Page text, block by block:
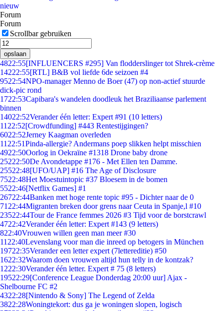
nieuw
Forum
Forum
Scrollbar gebruiken
opslaan
4822:55[INFLUENCERS #295] Van flodderslinger tot Shrek-crème
14222:55[RTL] B&B vol liefde 6de seizoen #4
9522:54NPO-manager Menno de Boer (47) op non-actief stuurde
dick-pic rond
1722:53Capibara's wandelen doodleuk het Braziliaanse parlement
binnen
14022:52Verander één letter: Expert #91 (10 letters)
11 22:52[Crowdfunding] #443 Rentestijgingen?
6022:52Jerney Kaagman overleden
11 22:51Pinda-allergie? Andermans poep slikken helpt misschien
4922:50Oorlog in Oekraïne #1318 Drone baby drone
25222:50De Avondetappe #176 - Met Ellen ten Damme.
25522:48[UFO/UAP] #16 The Age of Disclosure
7522:48Het Moestuintopic #37 Bloesem in de bomen
5522:46[Netflix Games] #1
26722:44Banken met hoge rente topic #95 - Dichter naar de 0
71 22:44Migranten breken door grens naar Ceuta in Spanje,l #10
23522:44Tour de France femmes 2026 #3 Tijd voor de borstcrawl
4722:42Verander één letter: Expert #143 (9 letters)
822:40Vrouwen willen geen man meer #30
11 22:40Levenslang voor man die inreed op betogers in München
19722:35Verander een letter expert (7lettereditie) #50
1622:32Waarom doen vrouwen altijd hun telly in de kontzak?
1222:30Verander één letter. Expert # 75 (8 letters)
19522:29[Conference League Donderdag 20:00 uur] Ajax -
Shelbourne FC #2
4322:28[Nintendo & Sony] The Legend of Zelda
3822:28Woningtekort: dus ga je woningen slopen, logisch